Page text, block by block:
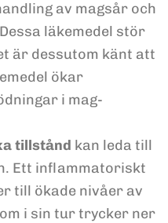
av magsår och
läkemedel stör
är dessutom känt att
ökar
i mag-
tillstånd kan leda till
Ett inflammatoriskt
till ökade nivåer av
i sin tur trycker ner